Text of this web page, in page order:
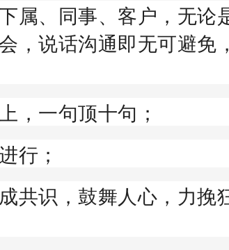
属、同事、客户，无论
，说话沟通即无可避免
，一句顶十句；
行；
共识，鼓舞人心，力挽